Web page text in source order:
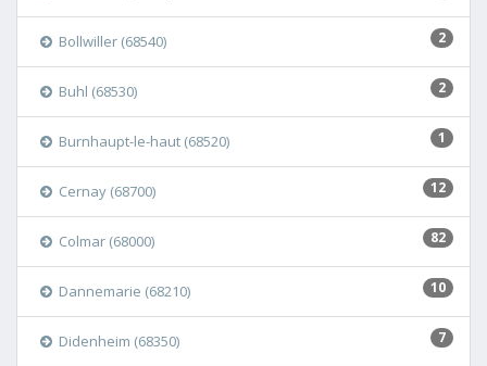
2
Bollwiller (68540)
2
Buhl (68530)
1
Burnhaupt-le-haut (68520)
12
Cernay (68700)
82
Colmar (68000)
10
Dannemarie (68210)
7
Didenheim (68350)